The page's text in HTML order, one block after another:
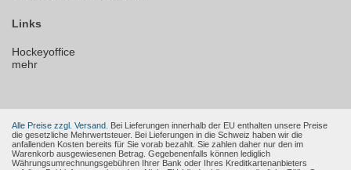
Links
Hockeyoffice
mehr
Alle Preise zzgl. Versand. Bei Lieferungen innerhalb der EU enthalten unsere Preise
die gesetzliche Mehrwertsteuer. Bei Lieferungen in die Schweiz haben wir die
anfallenden Kosten bereits für Sie vorab bezahlt. Sie zahlen daher nur den im
Warenkorb ausgewiesenen Betrag. Gegebenenfalls können lediglich
Währungsumrechnungsgebühren Ihrer Bank oder Ihres Kreditkartenanbieters